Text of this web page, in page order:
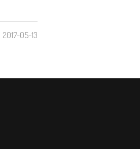
2017-05-13